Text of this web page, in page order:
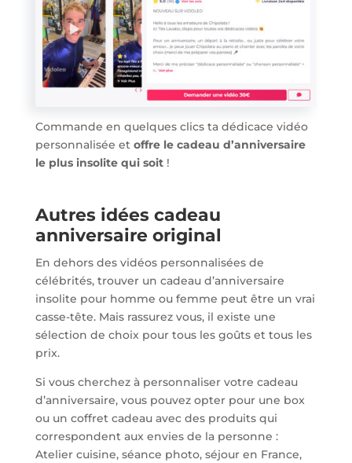
Commande en quelques clics ta dédicace vidéo
personnalisée et offre le cadeau d’anniversaire
le plus insolite qui soit!
Autres idées cadeau
anniversaire original
En dehors des vidéos personnalisées de
célébrités, trouver un cadeau d’anniversaire
insolite pour homme ou femme peut être un vrai
casse-tête. Mais rassurez vous, il existe une
sélection de choix pour tous les goûts et tous les
prix.
Si vous cherchez à personnaliser votre cadeau
d’anniversaire, vous pouvez opter pour une box
ou un coffret cadeau avec des produits qui
correspondent aux envies de la personne :
Atelier cuisine, séance photo, séjour en France,